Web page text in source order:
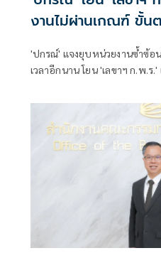
งานไม่ผ่านเกณฑ์ ขั้น
'ปกรณ์' แจงยุบหน่วยงานซ้ำซ้อ
เวลาอีกนาน โยน 'เลขาฯ ก.พ.